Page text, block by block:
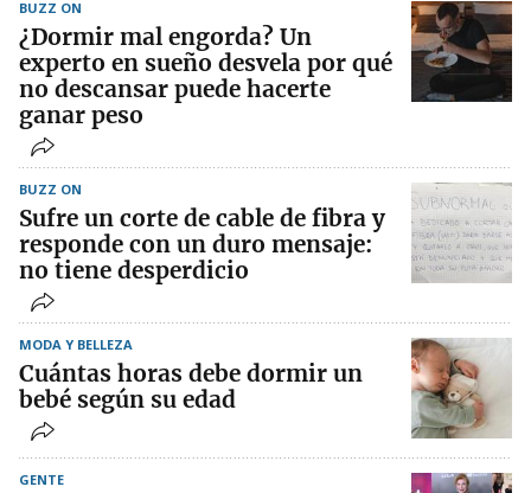
BUZZ ON
¿Dormir mal engorda? Un
experto en sueño desvela por qué
no descansar puede hacerte
ganar peso
BUZZ ON
Sufre un corte de cable de fibra y
responde con un duro mensaje:
no tiene desperdicio
MODA Y BELLEZA
Cuántas horas debe dormir un
bebé según su edad
GENTE